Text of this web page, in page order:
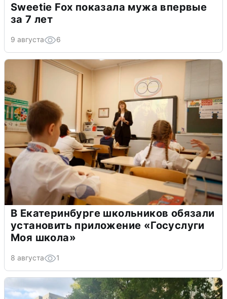
Sweetie Fox показала мужа впервые
за 7 лет
9 августа 6
В Екатеринбурге школьников обязали
установить приложение «Госуслуги
Моя школа»
8 августа 1